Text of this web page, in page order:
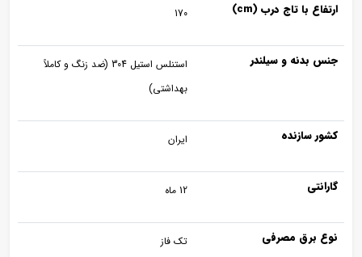
ارتفاع با تاج درب (cm) 170
جنس بدنه و سیلندر
استنلس استیل 304 (ضد زنگ و کاملاً
بهداشتی)
کشور سازنده ایران
گارانتی 12 ماه
نوع برق مصرفی تک فاز